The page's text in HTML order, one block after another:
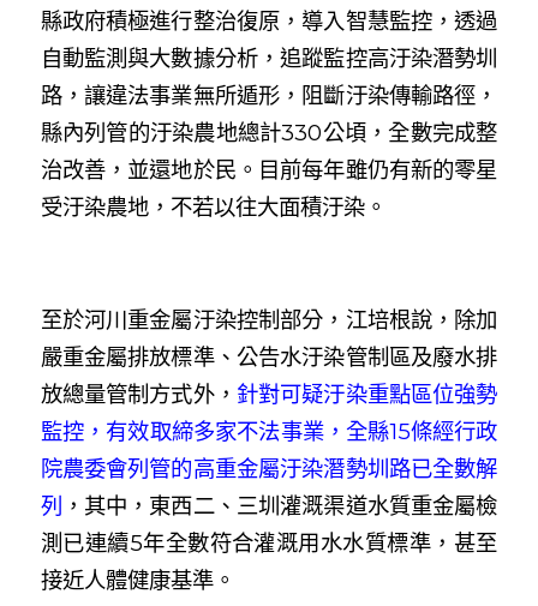
縣政府積極進行整治復原，導入智慧監控，透過
自動監測與大數據分析，追蹤監控高汙染潛勢圳
路，讓違法事業無所遁形，阻斷汙染傳輸路徑，
縣內列管的汙染農地總計330公頃，全數完成整
治改善，並還地於民。目前每年雖仍有新的零星
受汙染農地，不若以往大面積汙染。
至於河川重金屬汙染控制部分，江培根說，除加
嚴重金屬排放標準、公告水汙染管制區及廢水排
放總量管制方式外， 針對可疑汙染重點區位強勢
監控，有效取締多家不法事業，全縣15條經行政
院農委會列管的高重金屬汙染潛勢圳路已全數解
列 ，其中，東西二、三圳灌溉渠道水質重金屬檢
測已連續5年全數符合灌溉用水水質標準，甚至
接近人體健康基準。